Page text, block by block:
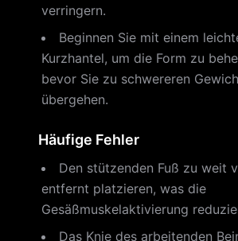
verringern.
Beginnen Sie mit einem
Kurzhantel, um die Form zu
bevor Sie zu schwereren
übergehen.
Häufige Fehler
Den stützenden Fuß zu weit
entfernt platzieren, was die
Gesäßmuskelaktivierung
Das Knie des arbeitenden